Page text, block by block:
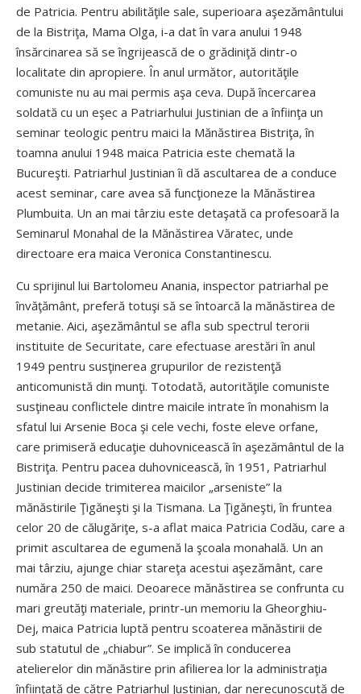
de Patricia. Pentru abilităţile sale, superioara aşezământului
de la Bistriţa, Mama Olga, i-a dat în vara anului 1948
însărcinarea să se îngrijească de o grădiniţă dintr-o
localitate din apropiere. În anul următor, autorităţile
comuniste nu au mai permis aşa ceva. După încercarea
soldată cu un eşec a Patriarhului Justinian de a înfiinţa un
seminar teologic pentru maici la Mănăstirea Bistriţa, în
toamna anului 1948 maica Patricia este chemată la
Bucureşti. Patriarhul Justinian îi dă ascultarea de a conduce
acest seminar, care avea să funcţioneze la Mănăstirea
Plumbuita. Un an mai târziu este detaşată ca profesoară la
Seminarul Monahal de la Mănăstirea Văratec, unde
directoare era maica Veronica Constantinescu.
Cu sprijinul lui Bartolomeu Anania, inspector patriarhal pe
învăţământ, preferă totuşi să se întoarcă la mănăstirea de
metanie. Aici, aşezământul se afla sub spectrul terorii
instituite de Securitate, care efectuase arestări în anul
1949 pentru susţinerea grupurilor de rezistenţă
anticomunistă din munţi. Totodată, autorităţile comuniste
susţineau conflictele dintre maicile intrate în monahism la
sfatul lui Arsenie Boca şi cele vechi, foste eleve orfane,
care primiseră educaţie duhovnicească în aşezământul de la
Bistriţa. Pentru pacea duhovnicească, în 1951, Patriarhul
Justinian decide trimiterea maicilor „arseniste” la
mănăstirile Ţigăneşti şi la Tismana. La Ţigăneşti, în fruntea
celor 20 de călugăriţe, s-a aflat maica Patricia Codău, care a
primit ascultarea de egumenă la şcoala monahală. Un an
mai târziu, ajunge chiar stareţa acestui aşezământ, care
număra 250 de maici. Deoarece mănăstirea se confrunta cu
mari greutăţi materiale, printr-un memoriu la Gheorghiu-
Dej, maica Patricia luptă pentru scoaterea mănăstirii de
sub statutul de „chiabur”. Se implică în conducerea
atelierelor din mănăstire prin afilierea lor la administraţia
înfiinţată de către Patriarhul Justinian, dar nerecunoscută de